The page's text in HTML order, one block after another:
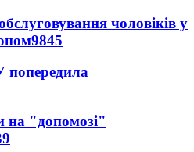
чоловіків у
9845
"допомозі"